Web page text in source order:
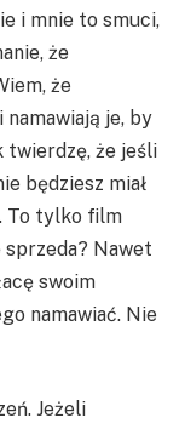
i mnie to smuci,
że
że
je, by
twierdzę, że jeśli
będziesz miał
To tylko film
Nawet
swoim
namawiać. Nie
Jeżeli